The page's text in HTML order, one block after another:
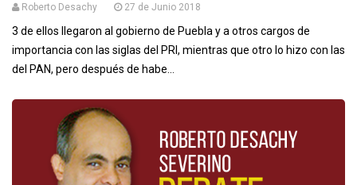
Roberto Desachy 27 de Junio 2018
3 de ellos llegaron al gobierno de Puebla y a otros cargos de
importancia con las siglas del PRI, mientras que otro lo hizo con las
del PAN, pero después de habe...